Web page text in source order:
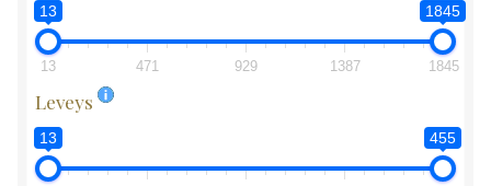
13 1845
13 471 929 1387 1845
Leveys
13 455